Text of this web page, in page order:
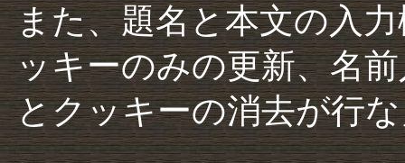
また、題名と本文の入
ッキーのみの更新、名
とクッキーの消去が行